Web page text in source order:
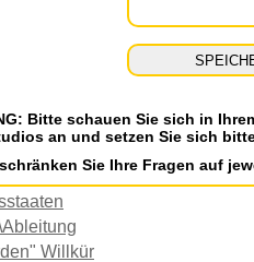
Bitte schauen Sie sich in
an und setzen Sie sich
Sie Ihre Fragen auf
Willkür